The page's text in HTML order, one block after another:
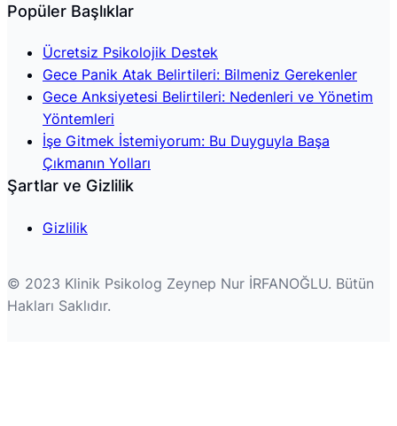
Popüler Başlıklar
Ücretsiz Psikolojik Destek
Gece Panik Atak Belirtileri: Bilmeniz Gerekenler
Gece Anksiyetesi Belirtileri: Nedenleri ve Yönetim
Yöntemleri
İşe Gitmek İstemiyorum: Bu Duyguyla Başa
Çıkmanın Yolları
Şartlar ve Gizlilik
Gizlilik
© 2023 Klinik Psikolog Zeynep Nur İRFANOĞLU. Bütün
Hakları Saklıdır.